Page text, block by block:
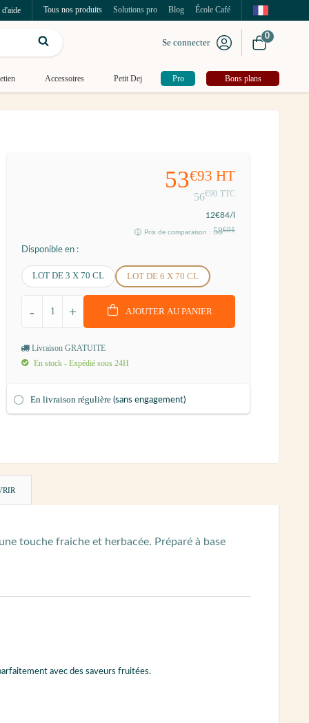
Tous nos produits Solutions pro Blog École Café
Se connecter
0
Accessoires Petit Dej Pro Bons plans
53€93 HT
56€90 TTC
12€84/l
Prix de comparaison : 58€01
Disponible en :
LOT DE 3 X 70 CL LOT DE 6 X 70 CL
+
- AJOUTER AU PANIER
Livraison GRATUITE
En stock - Expédié sous 24H
En livraison régulière(sans engagement)
touche fraiche et herbacée. Préparé à base
avec des saveurs fruitées.